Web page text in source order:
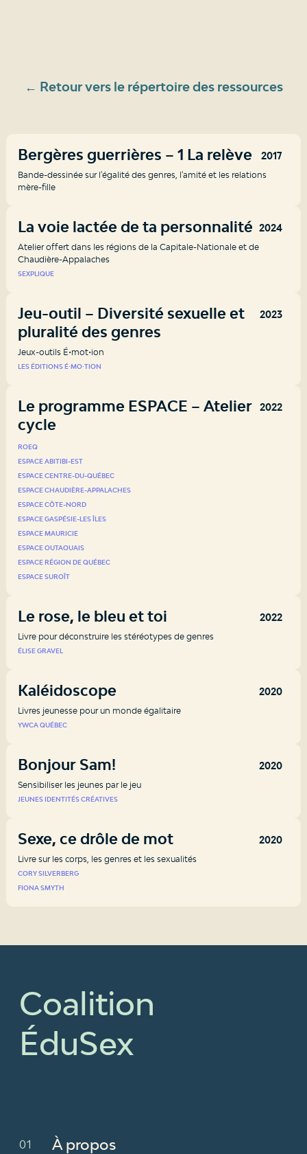
← Retour vers le répertoire des ressources
2017
Bergères guerrières – 1 La relève
Bande-dessinée sur l'égalité des genres, l'amité et les relations
mère-fille
2024
La voie lactée de ta personnalité
Atelier offert dans les régions de la Capitale-Nationale et de
Chaudière-Appalaches
SEXPLIQUE
2023
Jeu-outil – Diversité sexuelle et
pluralité des genres
Jeux-outils É•mot•ion
LES ÉDITIONS É⸱MO⸱TION
2022
Le programme ESPACE – Atelier 2e
cycle
ROEQ
ESPACE ABITIBI-EST
ESPACE CENTRE-DU-QUÉBEC
ESPACE CHAUDIÈRE-APPALACHES
ESPACE CÔTE-NORD
ESPACE GASPÉSIE-LES ÎLES
ESPACE MAURICIE
ESPACE OUTAOUAIS
ESPACE RÉGION DE QUÉBEC
ESPACE SUROÎT
2022
Le rose, le bleu et toi
Livre pour déconstruire les stéréotypes de genres
ÉLISE GRAVEL
2020
Kaléidoscope
Livres jeunesse pour un monde égalitaire
YWCA QUÉBEC
2020
Bonjour Sam!
Sensibiliser les jeunes par le jeu
JEUNES IDENTITÉS CRÉATIVES
2020
Sexe, ce drôle de mot
Livre sur les corps, les genres et les sexualités
CORY SILVERBERG
FIONA SMYTH
Coalition
ÉduSex
À propos